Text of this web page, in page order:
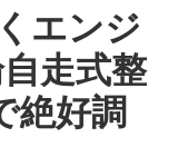
エンジ
走式整
絶好調